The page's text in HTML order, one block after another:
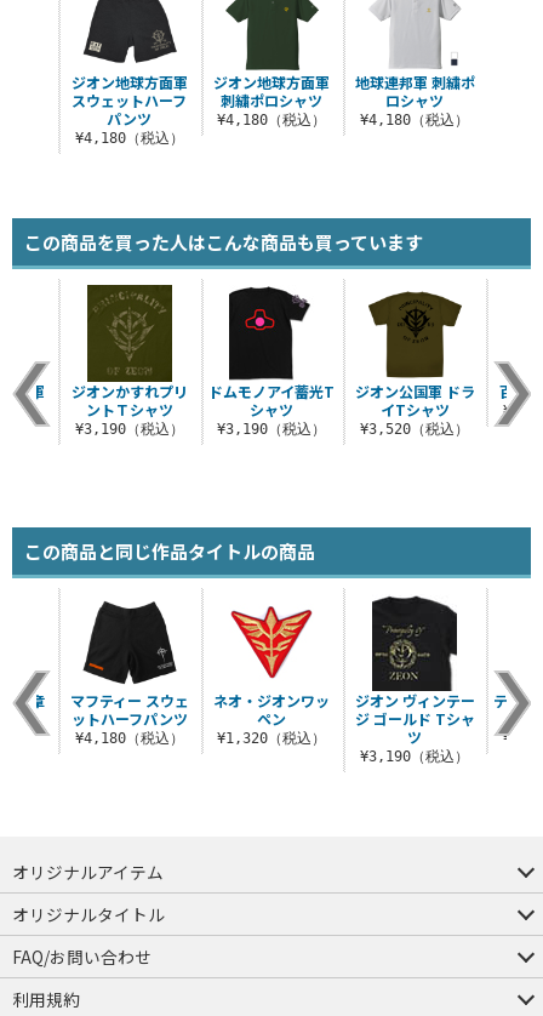
ジオン地球方面軍
刺繍ポロシャツ
¥4,180（税込）
地球連邦軍 刺繍ポ
ロシャツ
¥4,180（税込）
ジオン地球方面軍
スウェットハーフ
パンツ
¥4,180（税込）
この商品を買った人はこんな商品も買っています
ドムモノアイ蓄光T
シャツ
¥3,190（税込）
ジオン公国軍 ドラ
イTシャツ
¥3,520（税込）
百式
面軍
ャツ
込）
ジオンかすれプリ
ントＴシャツ
¥3,190（税込）
この商品と同じ作品タイトルの商品
ネオ・ジオンワッ
ペン
¥1,320（税込）
ジオン ヴィンテー
ジ ゴールド Tシャ
ツ
¥3,190（税込）
ティタ
字章
込）
マフティー スウェ
ットハーフパンツ
¥4,180（税込）
オリジナルアイテム
つままれ
つかまれ
ピョコッテ
オリジナルタイトル
アイテムヤ
ミスカトニック大學購買部
FAQ/お問い合わせ
FAQ
お問い合わせ
利用規約